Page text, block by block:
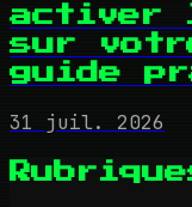
activer
sur
guide
31 juil. 2026